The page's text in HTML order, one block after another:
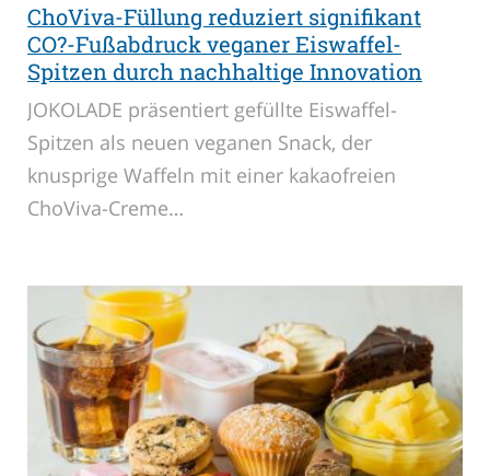
ChoViva-Füllung reduziert signifikant
CO?-Fußabdruck veganer Eiswaffel-
Spitzen durch nachhaltige Innovation
JOKOLADE präsentiert gefüllte Eiswaffel-
Spitzen als neuen veganen Snack, der
knusprige Waffeln mit einer kakaofreien
ChoViva-Creme…